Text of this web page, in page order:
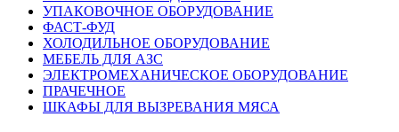
УПАКОВОЧНОЕ ОБОРУДОВАНИЕ
ФАСТ-ФУД
ХОЛОДИЛЬНОЕ ОБОРУДОВАНИЕ
МЕБЕЛЬ ДЛЯ АЗС
ЭЛЕКТРОМЕХАНИЧЕСКОЕ ОБОРУДОВАНИЕ
ПРАЧЕЧНОЕ
ШКАФЫ ДЛЯ ВЫЗРЕВАНИЯ МЯСА